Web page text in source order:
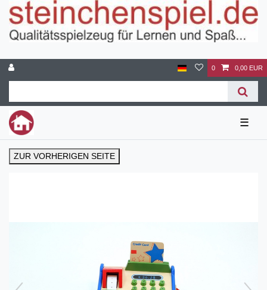
0 0,00 EUR
☰
ZUR VORHERIGEN SEITE